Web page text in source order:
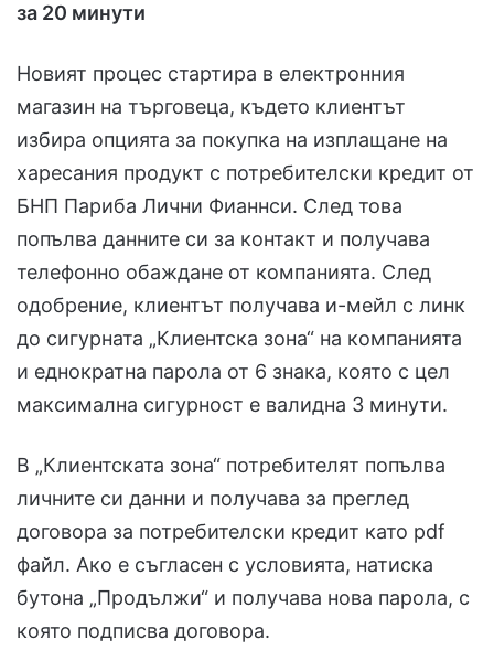
за 20 минути
Новият процес стартира в електронния
магазин на търговеца, където клиентът
избира опцията за покупка на изплащане на
харесания продукт с потребителски кредит от
БНП Париба Лични Фианнси. След това
попълва данните си за контакт и получава
телефонно обаждане от компанията. След
одобрение, клиентът получава и-мейл с линк
до сигурната „Клиентска зона“ на компанията
и еднократна парола от 6 знака, която с цел
максимална сигурност е валидна 3 минути.
В „Клиентската зона“ потребителят попълва
личните си данни и получава за преглед
договора за потребителски кредит като pdf
файл. Ако е съгласен с условията, натиска
бутона „Продължи“ и получава нова парола, с
която подписва договора.